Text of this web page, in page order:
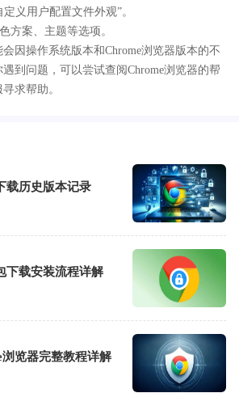
义用户配置文件外观”。
方案、主题等选项。
因操作系统版本和Chrome浏览器版本的不
到问题，可以尝试查阅Chrome浏览器的帮
求帮助。
载历史版本记录
下载安装流程详解
览器完整教程详解